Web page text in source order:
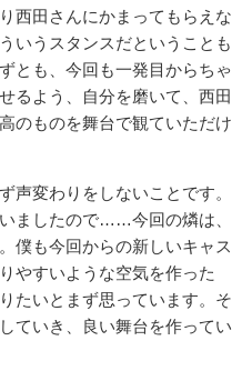
田さんにかまってもらえな
いうスタンスだということも
とも、今回も一発目からちゃ
るよう、自分を磨いて、西田
のものを舞台で観ていただけ
変わりをしないことです。
ましたので……今回の燐は、
僕も今回からの新しいキャス
やすいような空気を作った
たいとまず思っています。そ
ていき、良い舞台を作ってい